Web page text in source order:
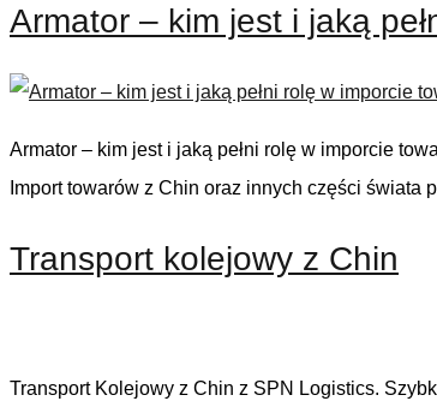
Armator – kim jest i jaką
Armator – kim jest i jaką pełni rolę w imporcie
Import towarów z Chin oraz innych części
Transport kolejowy z Chin
Transport Kolejowy z Chin z SPN Logistics.